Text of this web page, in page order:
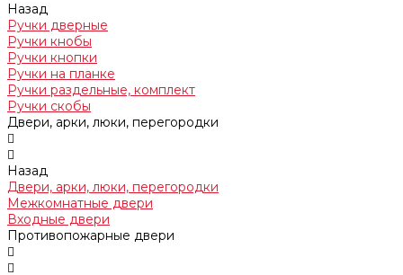
Назад
Ручки дверные
Ручки кнобы
Ручки кнопки
Ручки на планке
Ручки раздельные, комплект
Ручки скобы
Двери, арки, люки, перегородки
Назад
Двери, арки, люки, перегородки
Межкомнатные двери
Входные двери
Противопожарные двери